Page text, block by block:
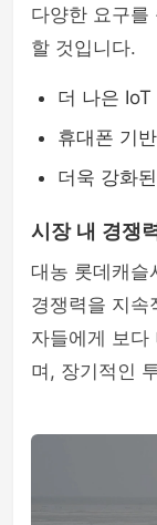
다양한 요구를
할 것입니다.
더 나은
휴대폰 기
더욱 강화
시장 내 경쟁
대농 롯데캐슬
경쟁력을 지속
자들에게 보다
며, 장기적인